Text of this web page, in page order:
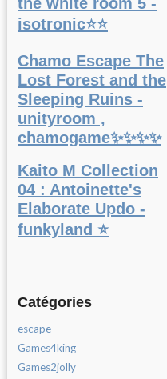
isotronic⭐⭐
Chamo Escape The
Lost Forest and the
Sleeping Ruins -
unityroom ,
chamogame✨✨✨✨
Kaito M Collection
04 : Antoinette's
Elaborate Updo -
funkyland ⭐
Catégories
escape
Games4king
Games2jolly